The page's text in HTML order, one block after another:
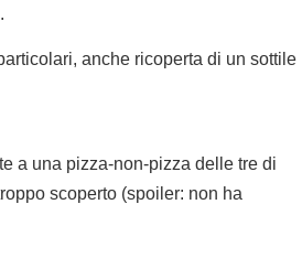
anche ricoperta di un sottile
a una pizza-non-pizza delle tre di
scoperto (spoiler: non ha